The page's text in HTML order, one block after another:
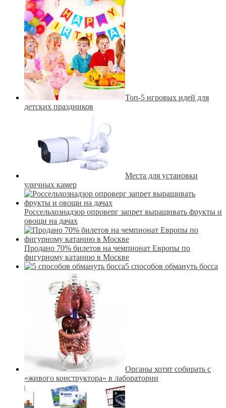
Топ-5 игровых идей для
детских праздников
Места для установки
уличных камер
Россельхознадзор опроверг запрет выращивать фрукты и
овощи на дачах
Продано 70% билетов на чемпионат Европы по
фигурному катанию в Москве
5 способов обмануть босса
Органы хотят собирать с
«живого конструктора» в лаборатории